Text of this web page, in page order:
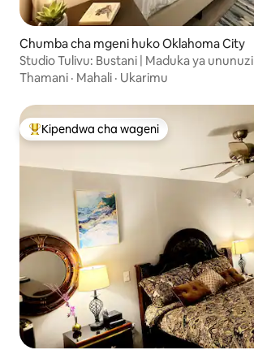
Chumba cha mgeni huko Oklahoma City
Studio Tulivu: Bustani | Maduka ya ununuzi
Thamani · Mahali · Ukarimu
Kipendwa maarufu cha wageni
Kipendwa cha wageni